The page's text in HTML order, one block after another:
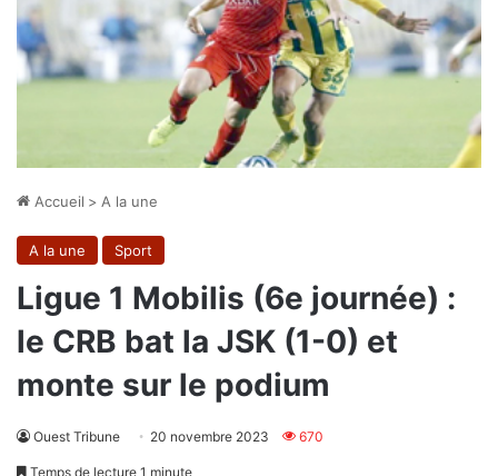
Accueil > A la une
A la une Sport
Ligue 1 Mobilis (6e journée) :
le CRB bat la JSK (1-0) et
monte sur le podium
Ouest Tribune 20 novembre 2023 670
Temps de lecture 1 minute